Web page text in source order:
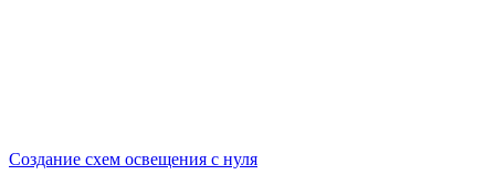
Создание схем освещения с нуля